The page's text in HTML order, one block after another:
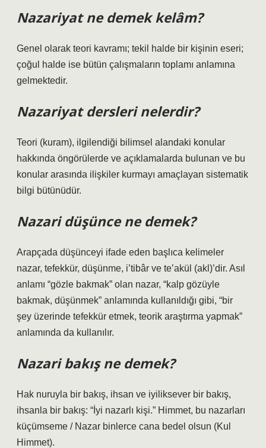
Nazariyat ne demek kelâm?
Genel olarak teori kavramı; tekil halde bir kişinin eseri;
çoğul halde ise bütün çalışmaların toplamı anlamına
gelmektedir.
Nazariyat dersleri nelerdir?
Teori (kuram), ilgilendiği bilimsel alandaki konular
hakkında öngörülerde ve açıklamalarda bulunan ve bu
konular arasında ilişkiler kurmayı amaçlayan sistematik
bilgi bütünüdür.
Nazari düşünce ne demek?
Arapçada düşünceyi ifade eden başlıca kelimeler
nazar, tefekkür, düşünme, i’tibâr ve te’akül (akl)’dir. Asıl
anlamı “gözle bakmak” olan nazar, “kalp gözüyle
bakmak, düşünmek” anlamında kullanıldığı gibi, “bir
şey üzerinde tefekkür etmek, teorik araştırma yapmak”
anlamında da kullanılır.
Nazari bakış ne demek?
Hak nuruyla bir bakış, ihsan ve iyiliksever bir bakış,
ihsanla bir bakış: “İyi nazarlı kişi.” Himmet, bu nazarları
küçümseme / Nazar binlerce cana bedel olsun (Kul
Himmet).